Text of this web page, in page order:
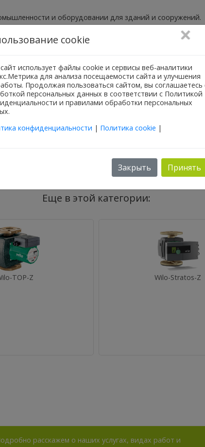
и оборудовании для зданий и сооружений.
3)
вращения, 3 ступени частоты вращения у насосов Star-
Еще в этой категории:
TOP-Z Wilo-Stratos-Z
расскажем о наших услугах, видах работ и
cookie
использует файлы cookie и сервисы веб-аналитики
для анализа посещаемости сайта и улучшения
Продолжая пользоваться сайтом, вы соглашаетесь
персональных данных в соответствии с Политикой
и правилами обработки персональных
конфиденциальности | Политика cookie |
Закрыть Принять